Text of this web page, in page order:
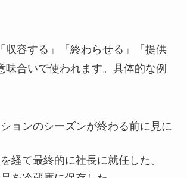
収容する」「終わらせる」「提供
味合いで使われます。具体的な例
ョンのシーズンが終わる前に見に
経て最終的に社長に就任した。